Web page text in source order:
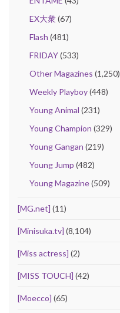
EX大衆(67)
Flash (481)
FRIDAY(533)
Other Magazines (1,250)
Weekly Playboy(448)
Young Animal (231)
Young Champion (329)
Young Gangan (219)
Young Jump (482)
Young Magazine(509)
[MG.net] (11)
[Minisuka.tv] (8,104)
[Miss actress] (2)
[MISS TOUCH] (42)
[Moecco] (65)